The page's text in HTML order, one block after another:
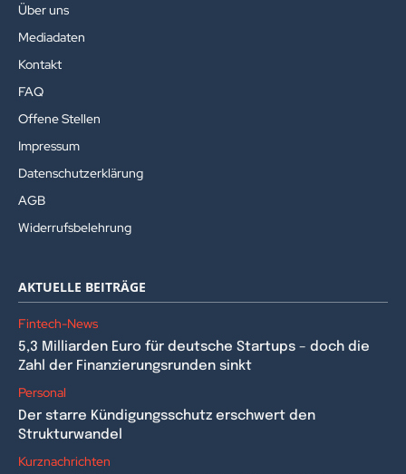
Über uns
Mediadaten
Kontakt
FAQ
Offene Stellen
Impressum
Datenschutzerklärung
AGB
Widerrufsbelehrung
AKTUELLE BEITRÄGE
Fintech-News
5,3 Milliarden Euro für deutsche Startups – doch die
Zahl der Finanzierungsrunden sinkt
Personal
Der starre Kündigungsschutz erschwert den
Strukturwandel
Kurznachrichten